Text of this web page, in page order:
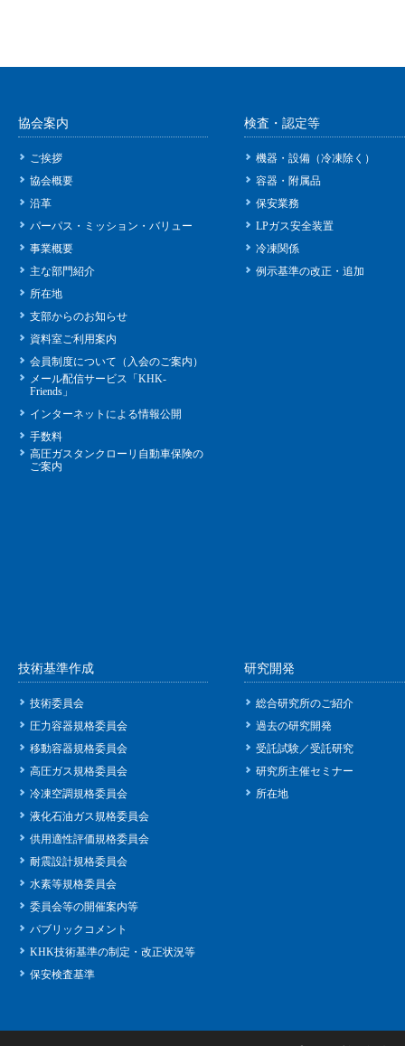
協会案内
ご挨拶
協会概要
沿革
パーパス・ミッション・バリュー
事業概要
主な部門紹介
所在地
支部からのお知らせ
資料室ご利用案内
会員制度について（入会のご案内）
メール配信サービス「KHK-
Friends」
インターネットによる情報公開
手数料
高圧ガスタンクローリ自動車保険の
ご案内
検査・認定等
機器・設備（冷凍除く）
容器・附属品
保安業務
LPガス安全装置
冷凍関係
例示基準の改正・追加
技術基準作成
技術委員会
圧力容器規格委員会
移動容器規格委員会
高圧ガス規格委員会
冷凍空調規格委員会
液化石油ガス規格委員会
供用適性評価規格委員会
耐震設計規格委員会
水素等規格委員会
委員会等の開催案内等
パブリックコメント
KHK技術基準の制定・改正状況等
保安検査基準
研究開発
総合研究所のご紹介
過去の研究開発
受託試験／受託研究
研究所主催セミナー
所在地